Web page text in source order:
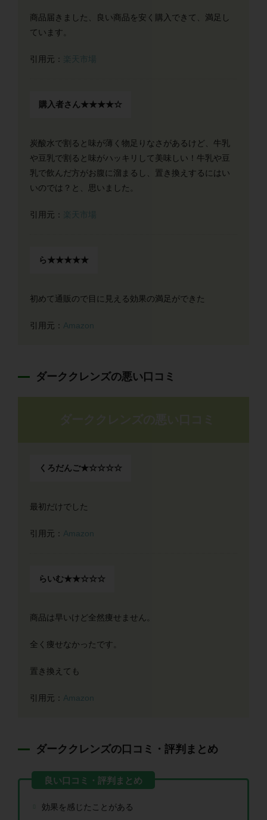
商品届きました、良い商品を安く購入できて、満足し
ています。
引用元： 楽天市場
購入者さん★★★★☆
炭酸水で割ると味が薄く物足りなさがあるけど、牛乳
や豆乳で割ると味がハッキリして美味しい！牛乳や豆
乳で飲んだ方がお腹に溜まるし、置き換えするにはい
いのでは？と、思いました。
引用元： 楽天市場
ら★★★★★
初めて通販ので目に見える効果の満足ができた
引用元： Amazon
ダーククレンズの悪い口コミ
くろだんご★☆☆☆☆
最初だけでした
引用元： Amazon
らいむ★★☆☆☆
商品は早いけど全然痩せません。
全く痩せなかったです。
置き換えても
引用元： Amazon
ダーククレンズの口コミ・評判まとめ
効果を感じたことがある